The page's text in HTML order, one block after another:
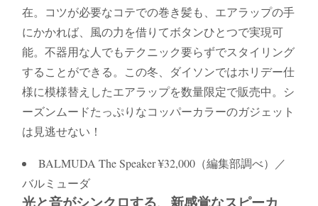
在。コツが必要なコテでの巻き髪も、エアラップの手
にかかれば、風の力を借りてボタンひとつで実現可
能。不器用な人でもテクニック要らずでスタイリング
することができる。この冬、ダイソンではホリデー仕
様に模様替えしたエアラップを数量限定で販売中。シ
ーズンムードたっぷりなコッパーカラーのガジェット
は見逃せない！
BALMUDA The Speaker ¥32,000（編集部調べ）／
バルミューダ